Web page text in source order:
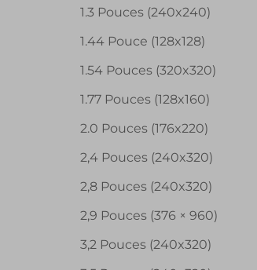
1.3 Pouces (240x240)
1.44 Pouce (128x128)
1.54 Pouces (320x320)
1.77 Pouces (128x160)
2.0 Pouces (176x220)
2,4 Pouces (240x320)
2,8 Pouces (240x320)
2,9 Pouces (376 × 960)
3,2 Pouces (240x320)